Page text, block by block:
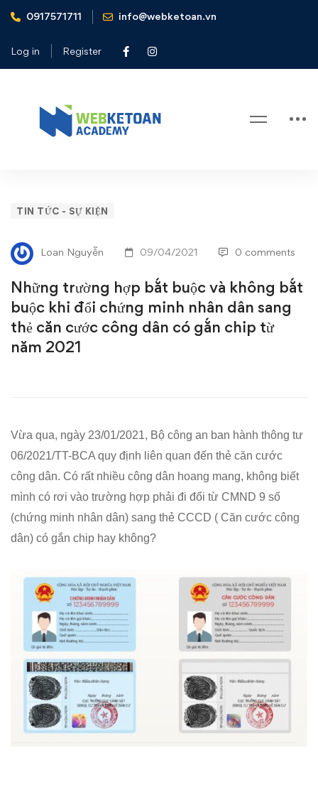
0917571711 info@webketoan.vn
Log in Register
Home
Tin tức - Sự kiện
chứng minh nhân dân sang thẻ căn cước công dân có gắn
chip từ năm 2021
Blog
Những
trường
hợp
bắt
buộc
bắt
buộc
khi
đổi
minh
nhân
dân
sang
thẻ
căn
TIN TỨC - SỰ KIỆN
Loan Nguyễn 09/04/2021 0 comments
Những trường hợp bắt buộc và không bắt
buộc khi đổi chứng minh nhân dân sang
thẻ căn cước công dân có gắn chip từ
năm 2021
Vừa qua, ngày 23/01/2021, Bộ công an ban hành thông tư
06/2021/TT-BCA quy định liên quan đến thẻ căn cước
công dân. Có rất nhiều công dân hoang mang, không biết
mình có rơi vào trường hợp phải đi đổi từ CMND 9 số
(chứng minh nhân dân) sang thẻ CCCD ( Căn cước công
dân) có gắn chip hay không?